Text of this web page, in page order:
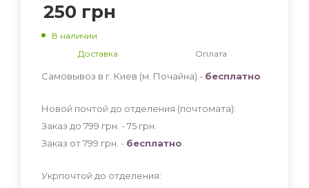
250 грн
В наличии
Доставка
Оплата
Самовывоз в г. Киев (м. Почайна) - бесплатно
Новой почтой до отделения (почтомата):
Заказ до 799 грн. - 75 грн
Заказ от 799 грн. - бесплатно
Укрпочтой до отделения: